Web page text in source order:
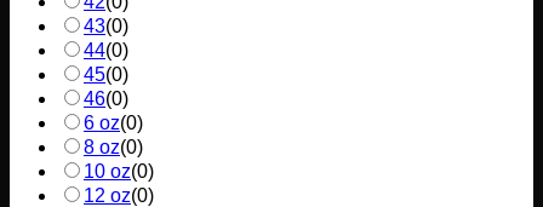
43(0)
44(0)
45(0)
46(0)
6 oz(0)
8 oz(0)
10 oz(0)
12 oz(0)